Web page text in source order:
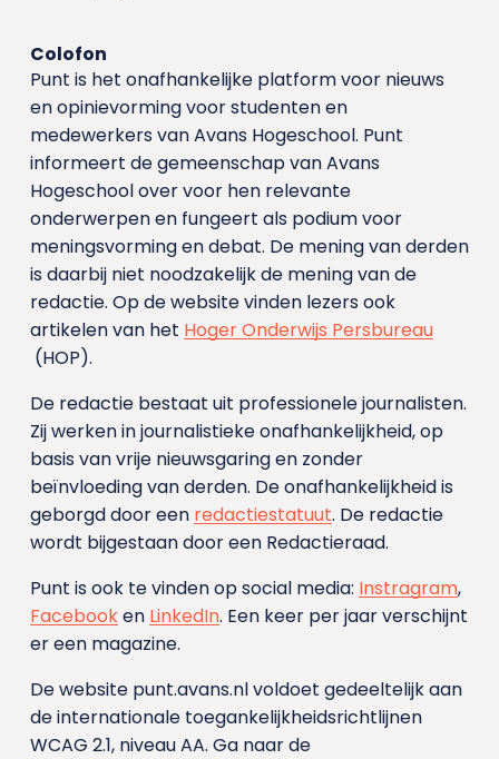
Colofon
Punt is het onafhankelijke platform voor nieuws
en opinievorming voor studenten en
medewerkers van Avans Hoge­school. Punt
informeert de gemeenschap van Avans
Hogeschool over voor hen relevante
onderwerpen en fungeert als podium voor
meningsvorming en debat. De mening van derden
is daarbij niet noodzakelijk de mening van de
redactie. Op de website vinden lezers ook
artikelen van het Hoger Onderwijs Persbureau
(HOP).
De redactie bestaat uit professionele journalisten.
Zij werken in journalistieke onafhankelijkheid, op
basis van vrije nieuwsgaring en zonder
beïnvloeding van derden. De onafhankelijkheid is
geborgd door een redactiestatuut. De redactie
wordt bijgestaan door een Redactieraad.
Punt is ook te vinden op social media: Instragram,
Facebooken LinkedIn. Een keer per jaar verschijnt
er een magazine.
De website punt.avans.nl voldoet gedeeltelijk aan
de internationale toegankelijkheidsrichtlijnen
WCAG 2.1, niveau AA. Ga naar de